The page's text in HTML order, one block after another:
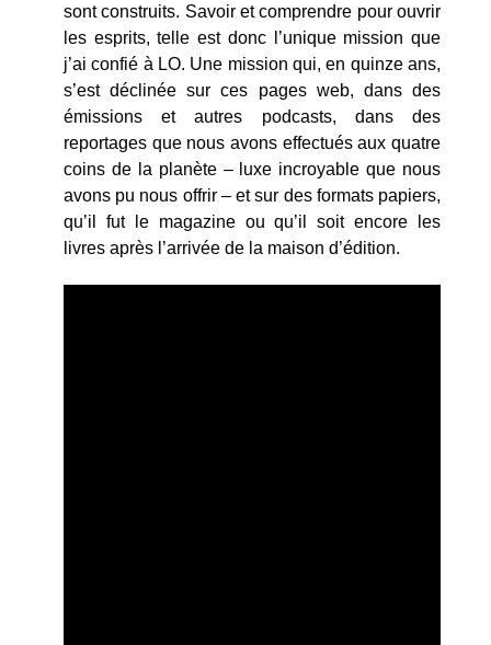
sont construits. Savoir et comprendre pour ouvrir
les esprits, telle est donc l’unique mission que
j’ai confié à LO. Une mission qui, en quinze ans,
s’est déclinée sur ces pages web, dans des
émissions et autres podcasts, dans des
reportages que nous avons effectués aux quatre
coins de la planète – luxe incroyable que nous
avons pu nous offrir – et sur des formats papiers,
qu’il fut le magazine ou qu’il soit encore les
livres après l’arrivée de la maison d’édition.